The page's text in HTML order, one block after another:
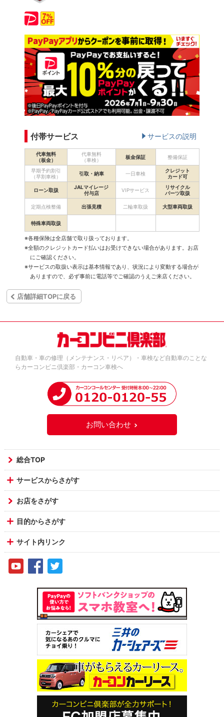
付帯サービス サービスの説明
代車無料
（板金）
代車無料
（車検）
板金保証 整備保証
早期予約割引
（早割車検）
引取・納車 一日車検
クレジット
カード可
ローン取扱
JALマイレージ
付与店
VIPサービス
リサイクル
パーツ取扱
定期点検整備 出張見積 二輪車取扱 大型車両取扱
特殊車両取扱
※各種保険は全店舗で取り扱っております。
※全額のクレジットカード払いはお受けできない場合があります。お店
にご確認ください。
※サービスの取扱い表示は基本情報であり、状況により変動する場合が
ありますので、必ず事前に電話等でご確認のうえご来店ください。
店舗詳細TOPに戻る
自動車・車の修理（メンテナンス・リペア）・車検など自動車のことな
らカーコンビニ倶楽部・カーコン車検へ
お問い合わせ
総合TOP
サービスからさがす
お店をさがす
目的からさがす
サイト内リンク